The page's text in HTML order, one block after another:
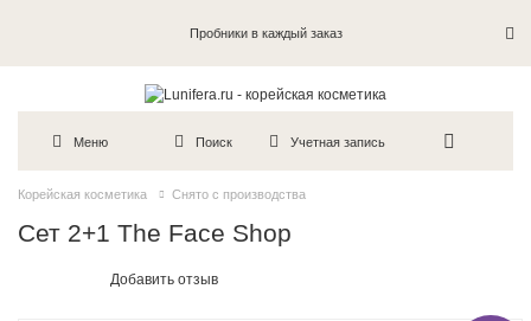
Пробники в каждый заказ
Меню Поиск Учетная запись
Корейская косметика Снято с производства
Сет 2+1 The Face Shop
Добавить отзыв